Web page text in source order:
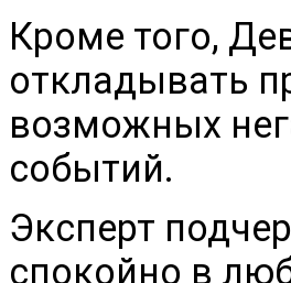
Кроме того,
откладывать
возможных
событий.
Эксперт
спокойно в